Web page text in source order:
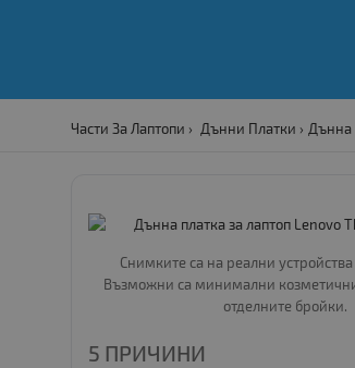
Части За Лаптопи Дънни Платки Дънна
Снимките са на реални
Възможни са минимални
отделните бройки.
5 ПРИЧИНИ